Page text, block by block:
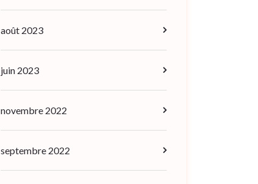
août 2023
juin 2023
novembre 2022
septembre 2022